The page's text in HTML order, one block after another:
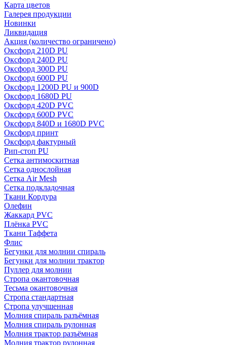
Карта цветов
Галерея продукции
Новинки
Ликвидация
Акция (количество ограничено)
Оксфорд 210D PU
Оксфорд 240D PU
Оксфорд 300D PU
Оксфорд 600D PU
Оксфорд 1200D PU и 900D
Оксфорд 1680D PU
Оксфорд 420D PVC
Оксфорд 600D PVC
Оксфорд 840D и 1680D PVC
Оксфорд принт
Оксфорд фактурный
Рип-стоп PU
Сетка антимоскитная
Сетка однослойная
Сетка Air Mesh
Сетка подкладочная
Ткани Кордура
Олефин
Жаккард PVC
Плёнка PVC
Ткани Таффета
Флис
Бегунки для молнии спираль
Бегунки для молнии трактор
Пуллер для молнии
Стропа окантовочная
Тесьма окантовочная
Стропа стандартная
Стропа улучшенная
Молния спираль разъёмная
Молния спираль рулонная
Молния трактор разъёмная
Молния трактор рулонная